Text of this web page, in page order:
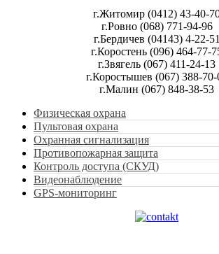
г.Житомир (0412) 43-40-
г.Ровно (068) 771-94-96
г.Бердичев (04143) 4-22-51
г.Коростень (096) 464-77-
г.Звягель (067) 411-24-13
г.Коростышев (067) 388-70-
г.Малин (067) 848-38-53
Физическая охрана
Пультовая охрана
Охранная сигнализация
Противопожарная защита
Контроль доступа (СКУД)
Видеонаблюдение
GPS-мониторинг